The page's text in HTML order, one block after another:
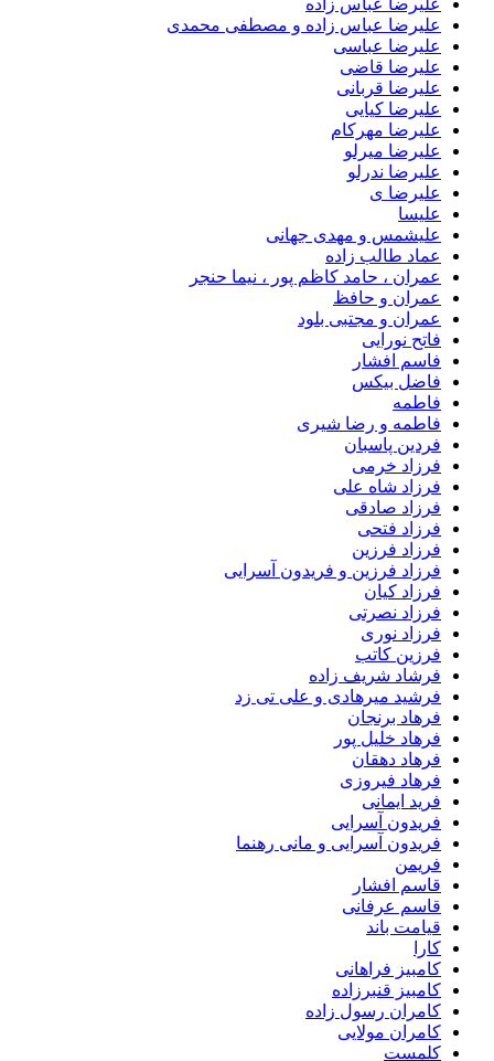
علیرضا عباس زاده
علیرضا عباس زاده و مصطفی محمدی
علیرضا عباسی
علیرضا قاضی
علیرضا قربانی
علیرضا کیایی
علیرضا مهرکام
علیرضا میرلو
علیرضا ندرلو
علیرضا ی
علیسا
علیشمس و مهدی جهانی
عماد طالب زاده
عمران ، حامد کاظم پور ، نیما حنجر
عمران و حافظ
عمران و مجتبی بلود
فاتح نورایی
فاسم افشار
فاضل بیکس
فاطمه
فاطمه و رضا شیری
فردین پاسبان
فرزاد خرمی
فرزاد شاه علی
فرزاد صادقى
فرزاد فتحی
فرزاد فرزین
فرزاد فرزین و فریدون آسرایی
فرزاد کیان
فرزاد نصرتی
فرزاد نوری
فرزین کاتب
فرشاد شریف زاده
فرشید میرهادی و علی تی زد
فرهاد برنجان
فرهاد خلیل پور
فرهاد دهقان
فرهاد فیروزی
فرید ایمانی
فریدون آسرایی
فریدون آسرایی و مانی رهنما
فریمن
قاسم افشار
قاسم عرفانی
قیامت باند
کارا
کامبیز فراهانی
کامبیز قنبرزاده
کامران رسول زاده
کامران مولایی
کلمست